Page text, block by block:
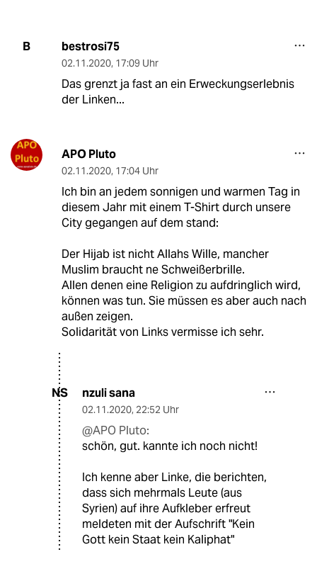
B bestrosi75
02.11.2020, 17:09 Uhr
Das grenzt ja fast an ein Erweckungserlebnis
der Linken...
APO Pluto
02.11.2020, 17:04 Uhr
Ich bin an jedem sonnigen und warmen Tag in
diesem Jahr mit einem T-Shirt durch unsere
City gegangen auf dem stand:
Der Hijab ist nicht Allahs Wille, mancher
Muslim braucht ne Schweißerbrille.
Allen denen eine Religion zu aufdringlich wird,
können was tun. Sie müssen es aber auch nach
außen zeigen.
Solidarität von Links vermisse ich sehr.
NS nzuli sana
02.11.2020, 22:52 Uhr
@APO Pluto:
schön, gut. kannte ich noch nicht!
Ich kenne aber Linke, die berichten,
dass sich mehrmals Leute (aus
Syrien) auf ihre Aufkleber erfreut
meldeten mit der Aufschrift "Kein
Gott kein Staat kein Kaliphat"